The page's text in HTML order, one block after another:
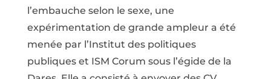
l’embauche selon le sexe, une
expérimentation de grande ampleur a été
menée par l’Institut des politiques
publiques et ISM Corum sous l’égide de la